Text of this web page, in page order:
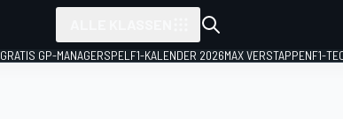
GRATIS GP-MANAGERSPEL F1-KALENDER 2026MAX VERSTAPPENF1-